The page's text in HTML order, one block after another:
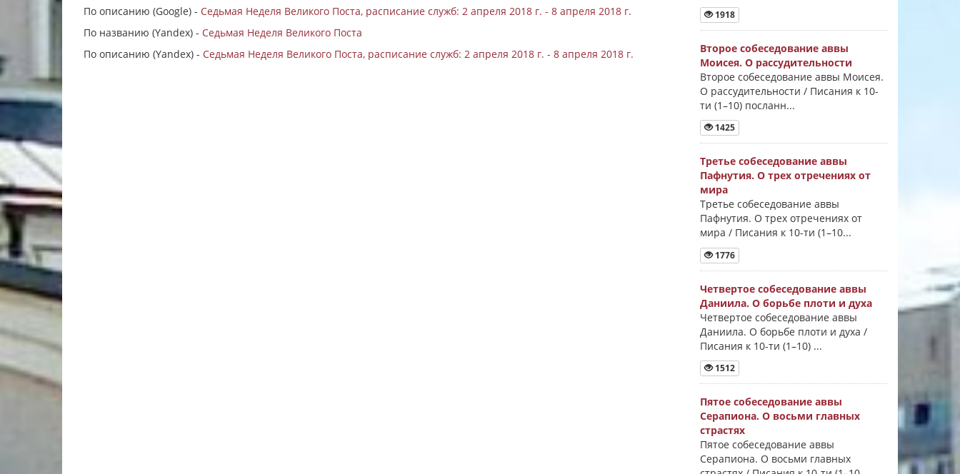
По описанию (Google) - Седьмая Неделя Великого Поста, расписание служб: 2 апреля 2018 г. - 8 апреля 2018 г.
По названию (Yandex) - Седьмая Неделя Великого Поста
По описанию (Yandex) - Седьмая Неделя Великого Поста, расписание служб: 2 апреля 2018 г. - 8 апреля 2018 г.
1918
Второе собеседование аввы
Моисея. О рассудительности
Второе собеседование аввы Моисея.
О рассудительности / Писания к 10-
ти (1–10) посланн...
1425
Третье собеседование аввы
Пафнутия. О трех отречениях от
мира
Третье собеседование аввы
Пафнутия. О трех отречениях от
мира / Писания к 10-ти (1–10...
1776
Четвертое собеседование аввы
Даниила. О борьбе плоти и духа
Четвертое собеседование аввы
Даниила. О борьбе плоти и духа /
Писания к 10-ти (1–10) ...
1512
Пятое собеседование аввы
Серапиона. О восьми главных
страстях
Пятое собеседование аввы
Серапиона. О восьми главных